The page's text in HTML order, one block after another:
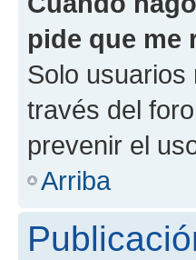
pide que me
Solo
través del
prevenir el
Arriba